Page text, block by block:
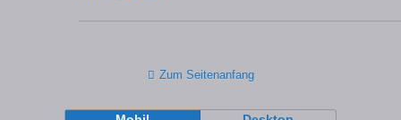
Zum Seitenanfang